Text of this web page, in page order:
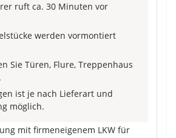
ruft ca. 30 Minuten vor
werden vormontiert
Sie Türen, Flure, Treppenhaus
ist je nach Lieferart und
möglich.